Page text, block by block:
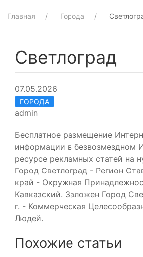
Главная Города
Светлоград
07.05.2026
ГОРОДА
admin
Бесплатное размещение
информации в безвозмездном
ресурсе рекламных статей на
Город Светлоград - Регион
край - Окружная
Кавказский. Заложен Город
г. - Коммерческая
Людей.
Похожие статьи